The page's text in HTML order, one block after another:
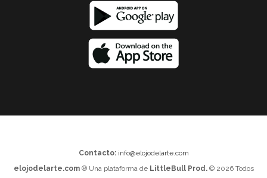
Contacto: info@elojodelarte.com
elojodelarte.com® Una plataforma de LittleBull Prod.© 2026 Todos